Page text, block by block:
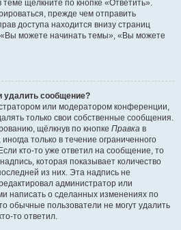
щёлкните по кнопке «Ответить».
прежде чем отправить
доступа находится внизу страниц
можете начинать темы», «Вы можете
удалить сообщение?
или модератором конференции,
только свои собственные сообщения.
щёлкнув по кнопке Правка в
только в течение ограниченного
кто-то уже ответил на сообщение, то
которая показывает количество
из них. Эта надпись не
администратор или
написать о сделанных изменениях по
обычные пользователи не могут удалить
то ответил.